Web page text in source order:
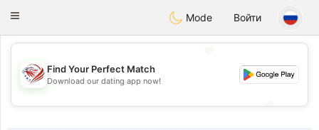
Dating
Toggle
Mode Войти
💖
💕
Find Your Perfect Match
Download our dating app now!